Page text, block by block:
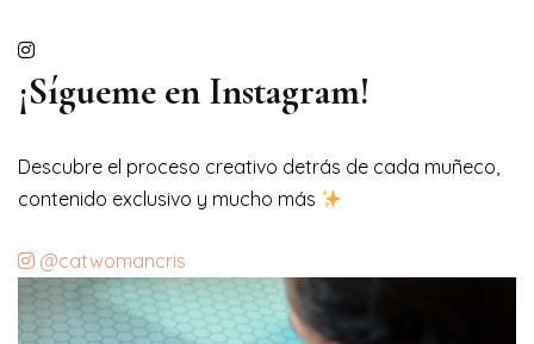
¡Sígueme en Instagram!
Descubre el proceso creativo detrás de cada muñeco,
contenido exclusivo y mucho más
@catwomancris